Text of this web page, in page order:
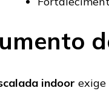
indoor exige